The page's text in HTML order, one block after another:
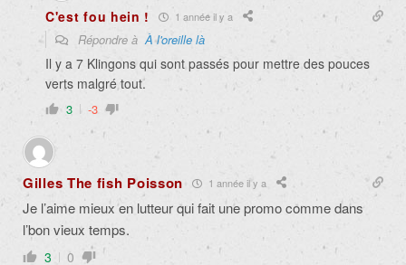
C'est fou hein ! 1 année il y a
Répondre àÀ l'oreille là
Il y a 7 Klingons qui sont passés pour mettre des pouces
verts malgré tout.
3 -3
Gilles The fish Poisson 1 année il y a
Je l’aime mieux en lutteur qui fait une promo comme dans
l’bon vieux temps.
3 0